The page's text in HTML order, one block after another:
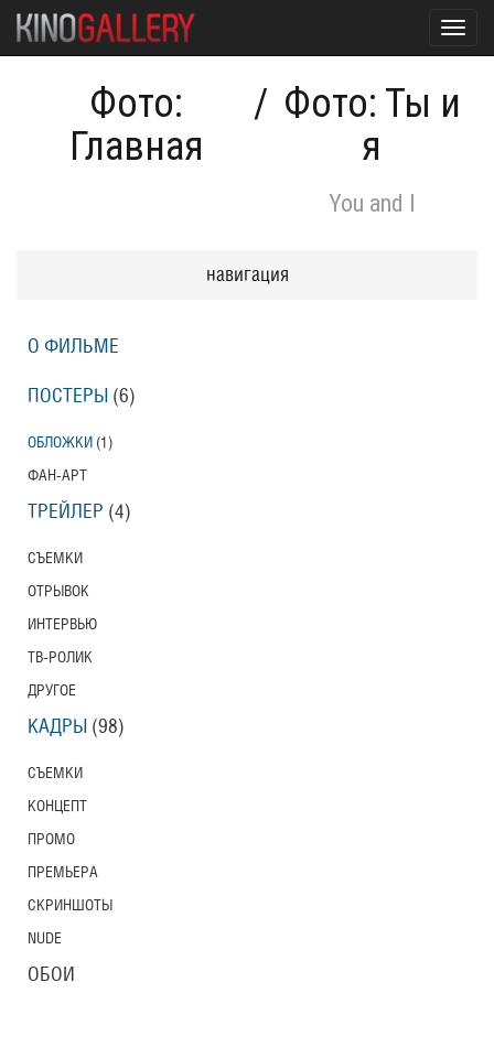
Фото:
Главная
/ Фото: Ты и
я
You and I
навигация
О ФИЛЬМЕ
ПОСТЕРЫ (6)
ОБЛОЖКИ (1)
ФАН-АРТ
ТРЕЙЛЕР (4)
СЪЕМКИ
ОТРЫВОК
ИНТЕРВЬЮ
ТВ-РОЛИК
ДРУГОЕ
КАДРЫ (98)
СЪЕМКИ
КОНЦЕПТ
ПРОМО
ПРЕМЬЕРА
СКРИНШОТЫ
NUDE
ОБОИ